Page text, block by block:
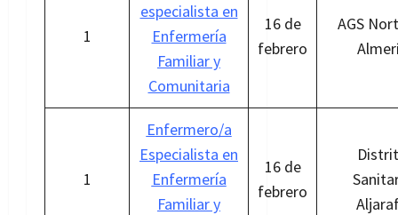
1
especialista en
Enfermería
Familiar y
Comunitaria
16 de
febrero
AGS
1
Enfermero/a
Especialista en
Enfermería
Familiar y
16 de
febrero